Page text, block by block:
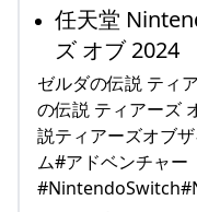
任天堂
ズ オブ 2024
ゼルダの伝説 ティ
の伝説 ティアーズ
説ティアーズオブ
ム#アドベンチャー